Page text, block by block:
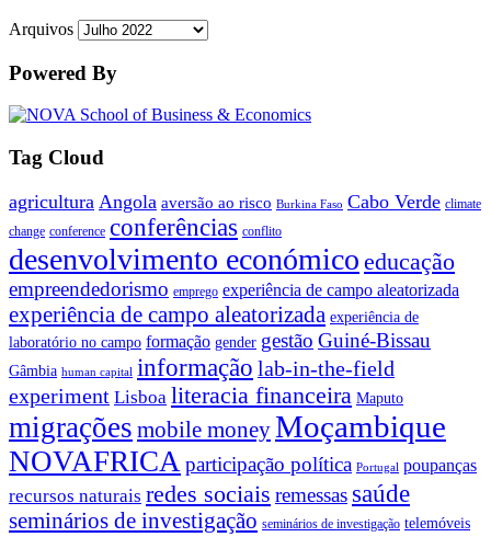
Arquivos
Powered By
Tag Cloud
agricultura Angola aversão ao risco Burkina Faso Cabo Verde climate
change conference conferências conflito
desenvolvimento económico educação
empreendedorismo emprego experiência de campo aleatorizada
experiência de campo aleatorizada experiência de
laboratório no campo formação gender gestão Guiné-Bissau
Gâmbia human capital informação lab-in-the-field
experiment Lisboa literacia financeira Maputo
migrações mobile moneyMoçambique
NOVAFRICA participação política Portugal poupanças
recursos naturais redes sociais remessas saúde
seminários de investigação seminários de investigação telemóveis